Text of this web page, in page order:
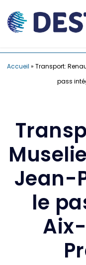
Accueil » Transport:
pass
Jean-
le